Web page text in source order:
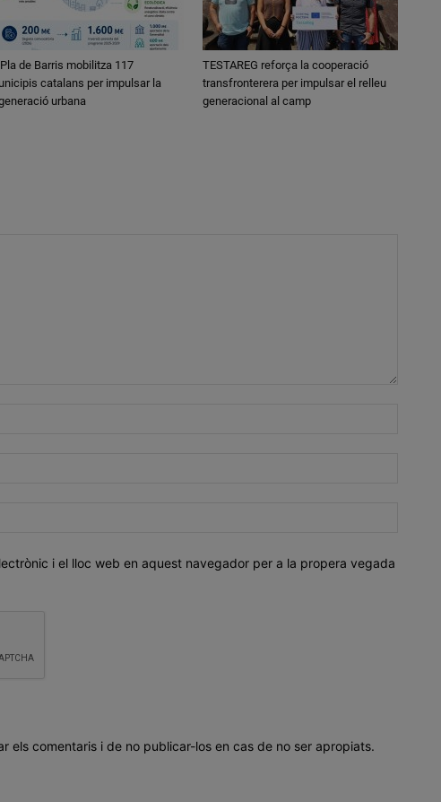
Pla de Barris mobilitza 117
catalans per impulsar la
urbana
TESTAREG reforça la cooperació
transfronterera per impulsar el relleu
generacional al camp
i el lloc web en aquest navegador per a la propera vegada
els comentaris i de no publicar-los en cas de no ser apropiats.